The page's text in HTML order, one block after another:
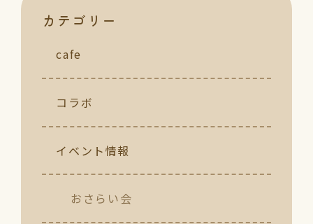
カテゴリー
cafe
コラボ
イベント情報
おさらい会